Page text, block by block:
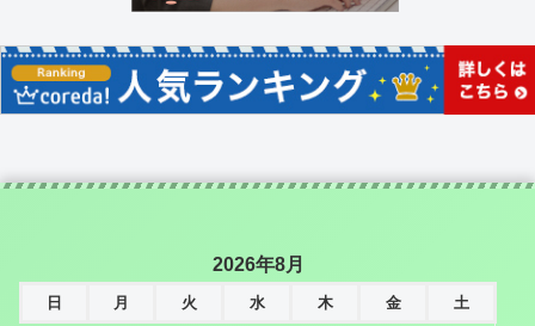
2026年8月
日 月 火 水 木 金
土